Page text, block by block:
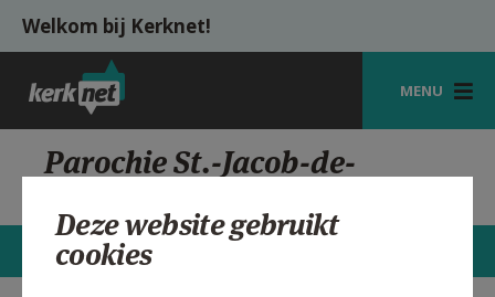
Overslaan en naar de inhoud gaan
Welkom bij Kerknet!
MENU
STARTPAGINA
VIERINGEN
Parochie St.-Jacob-de-
CONTACTEN
Deze website gebruikt
cookies